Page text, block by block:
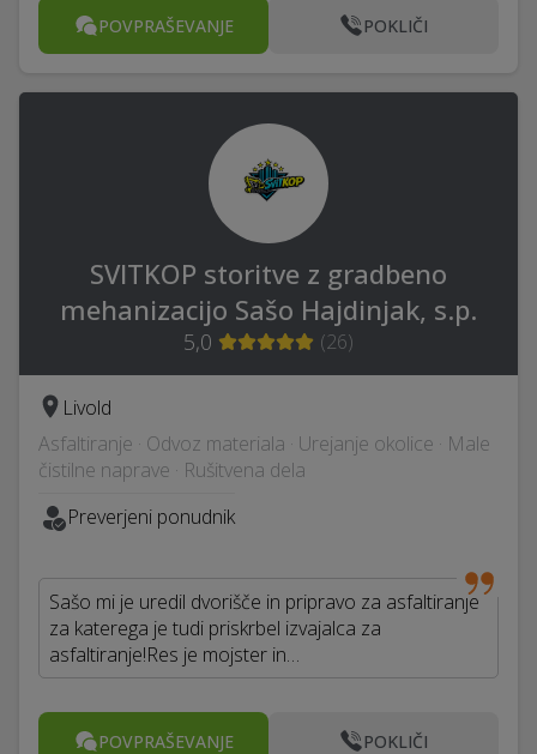
POVPRAŠEVANJE POKLIČI
SVITKOP storitve z gradbeno
mehanizacijo Sašo Hajdinjak, s.p.
5,0 (26)
Livold
Asfaltiranje · Odvoz materiala · Urejanje okolice · Male
čistilne naprave · Rušitvena dela
Preverjeni ponudnik
Sašo mi je uredil dvorišče in pripravo za asfaltiranje
za katerega je tudi priskrbel izvajalca za
asfaltiranje!Res je mojster in…
POVPRAŠEVANJE POKLIČI